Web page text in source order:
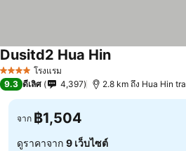
4 ดาว โรงแรม
Dusitd2 Hua Hin
9.3 ดีเลิศ 4,397 2.8 km ถึง Hua Hin
จาก ฿1,504
ดูราคาจาก 9 เว็บไซต์